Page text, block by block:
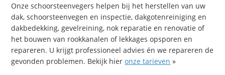
Onze schoorsteenvegers helpen bij het herstellen van uw
dak, schoorsteenvegen en inspectie, dakgotenreiniging en
dakbedekking, gevelreining, nok reparatie en renovatie of
het bouwen van rookkanalen of lekkages opsporen en
repareren. U krijgt professioneel advies én we repareren de
gevonden problemen. Bekijk hieronze tarieven »